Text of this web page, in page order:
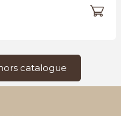
catalogue